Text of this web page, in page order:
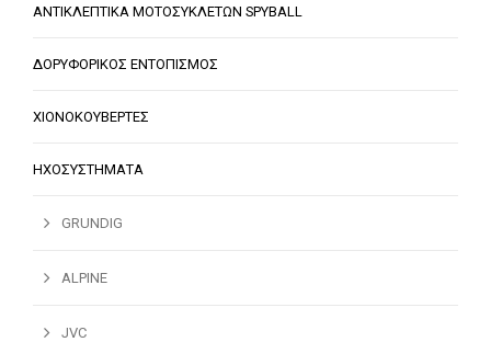
ΑΝΤΙΚΛΕΠΤΙΚΑ ΜΟΤΟΣΥΚΛΕΤΩΝ SPYBALL
ΔΟΡΥΦΟΡΙΚΟΣ ΕΝΤΟΠΙΣΜΟΣ
ΧΙΟΝΟΚΟΥΒΕΡΤΕΣ
ΗΧΟΣΥΣΤΗΜΑΤΑ
GRUNDIG
ALPINE
JVC